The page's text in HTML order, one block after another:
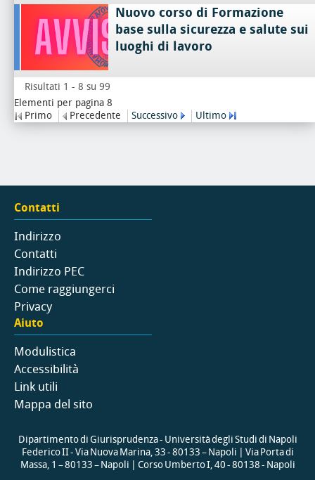
Nuovo corso di Formazione
base sulla sicurezza e salute sui
luoghi di lavoro
Risultati 1 - 8 su 99
Elementi per pagina 8
Primo
Precedente Successivo Ultimo
Contatti
Indirizzo
Contatti
Indirizzo PEC
Come raggiungerci
Privacy
Aiuto
Modulistica
Accessibilità
Link utili
Mappa del sito
Dipartimento di Giurisprudenza - Università degli Studi di Napoli
Federico II - Via Nuova Marina, 33 - 80133 – Napoli | Via Porta di
Massa, 1 – 80133 – Napoli | Corso Umberto I, 40 - 80138 - Napoli